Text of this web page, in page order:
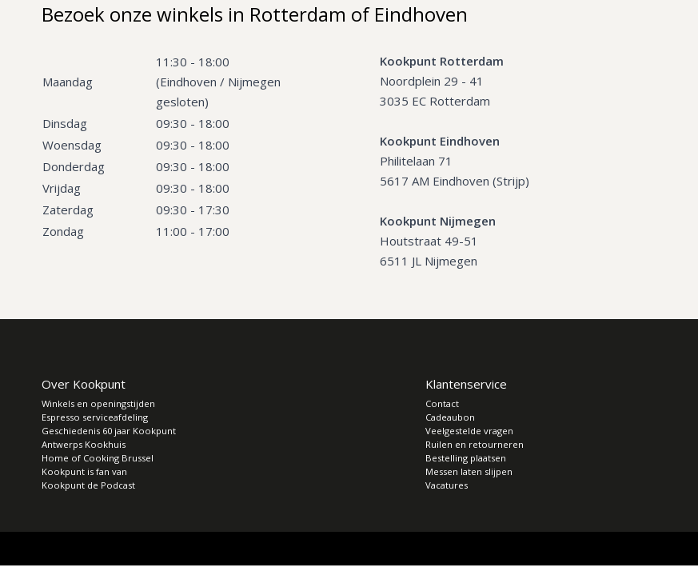
Bezoek onze winkels in Rotterdam of Eindhoven
Maandag
11:30 - 18:00
(Eindhoven / Nijmegen
gesloten)
Dinsdag
09:30 - 18:00
Woensdag
09:30 - 18:00
Donderdag
09:30 - 18:00
Vrijdag
09:30 - 18:00
Zaterdag
09:30 - 17:30
Zondag
11:00 - 17:00
Kookpunt Rotterdam
Noordplein 29 - 41
3035 EC Rotterdam
Kookpunt Eindhoven
Philitelaan 71
5617 AM Eindhoven (Strijp)
Kookpunt Nijmegen
Houtstraat 49-51
6511 JL Nijmegen
Over Kookpunt
Winkels en openingstijden
Espresso serviceafdeling
Geschiedenis 60 jaar Kookpunt
Antwerps Kookhuis
Home of Cooking Brussel
Kookpunt is fan van
Kookpunt de Podcast
Klantenservice
Contact
Cadeaubon
Veelgestelde vragen
Ruilen en retourneren
Bestelling plaatsen
Messen laten slijpen
Vacatures